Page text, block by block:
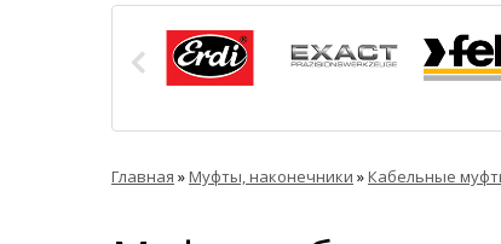
Главная »Муфты, наконечники »Кабельные